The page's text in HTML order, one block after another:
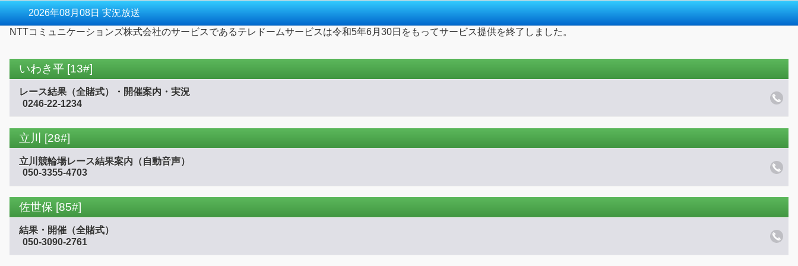
2026年08月08日 実況放送
NTTコミュニケーションズ株式会社のサービスであるテレドームサービスは令和5年6月30日をもってサービス提供を終了しました。
いわき平 [13#]
レース結果（全賭式）・開催案内・実況
0246-22-1234
立川 [28#]
立川競輪場レース結果案内（自動音声）
050-3355-4703
佐世保 [85#]
結果・開催（全賭式）
050-3090-2761